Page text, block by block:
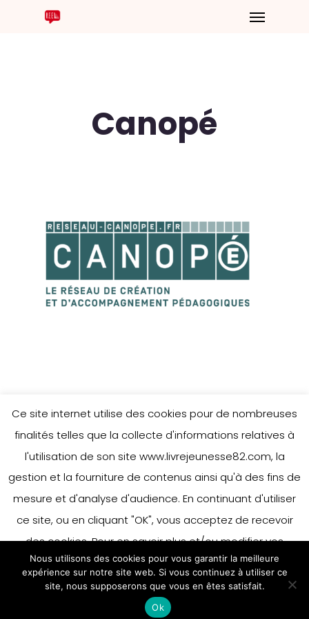
Canopé
Ce site internet utilise des cookies pour de nombreuses
finalités telles que la collecte d'informations relatives à
l'utilisation de son site www.livrejeunesse82.com, la
gestion et la fourniture de contenus ainsi qu'à des fins de
mesure et d'analyse d'audience. En continuant d'utiliser
ce site, ou en cliquant "OK", vous acceptez de recevoir
des cookies. Pour en savoir plus et/ou modifier vos
préférences en matière de cookies, merci de vous référer
à notre politique sur les cookies.
Accepter
En savoir plus
Nous utilisons des cookies pour vous garantir la meilleure
expérience sur notre site web. Si vous continuez à utiliser ce
site, nous supposerons que vous en êtes satisfait.
Ok